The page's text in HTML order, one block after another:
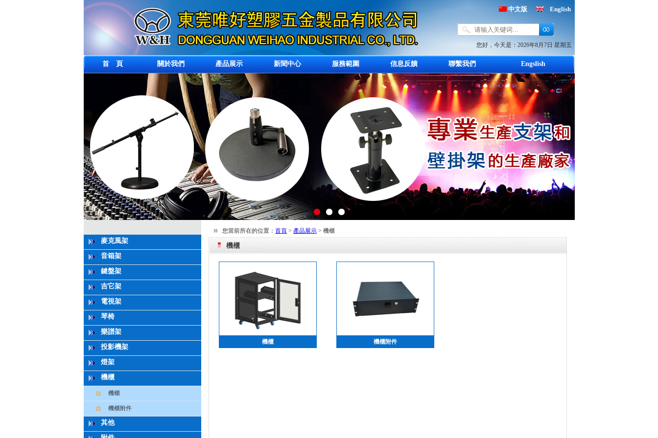
中文版 English
您好，今天是： 2026年8月7日 星期五
首 頁 關於我們 產品展示 新聞中心 服務範圍 信息反饋 聯繫我們 Engslish
麥克風架
音箱架
鍵盤架
吉它架
電視架
琴椅
樂譜架
投影機架
燈架
機櫃
機櫃
機櫃附件
其他
您當前所在的位置： 首頁 > 產品展示 > 機櫃
機櫃
機櫃 機櫃附件